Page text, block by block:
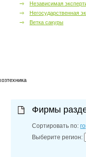
Независимая
Негосударственная
Ветка сакуры
Фирмы
Сортировать по:
Выберите регион: